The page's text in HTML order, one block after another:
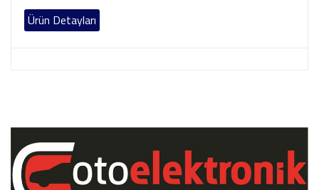
Ürün Detayları